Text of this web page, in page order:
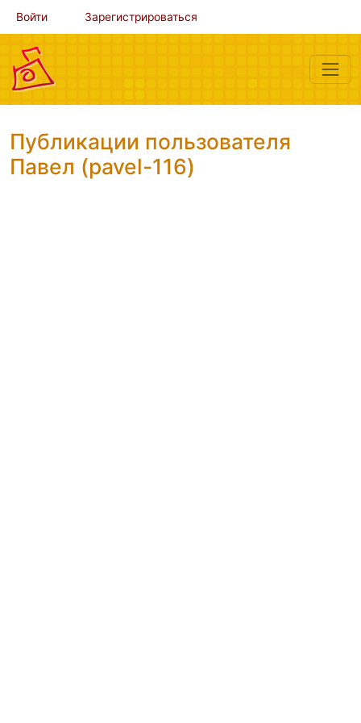
Войти Зарегистрироваться
Публикации пользователя
Павел (pavel-116)